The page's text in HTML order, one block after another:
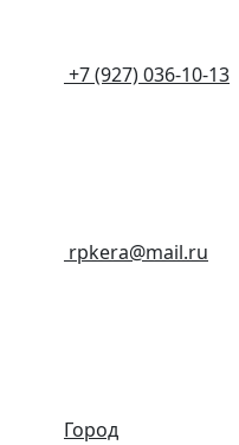
+7 (927) 036-10-13
rpkera@mail.ru
Город